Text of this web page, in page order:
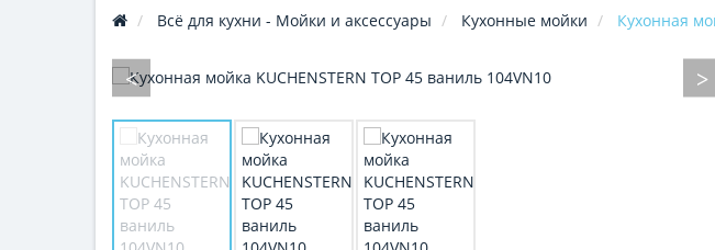
Всё для кухни - Мойки и аксессуары Кухонные мойки Кухонная